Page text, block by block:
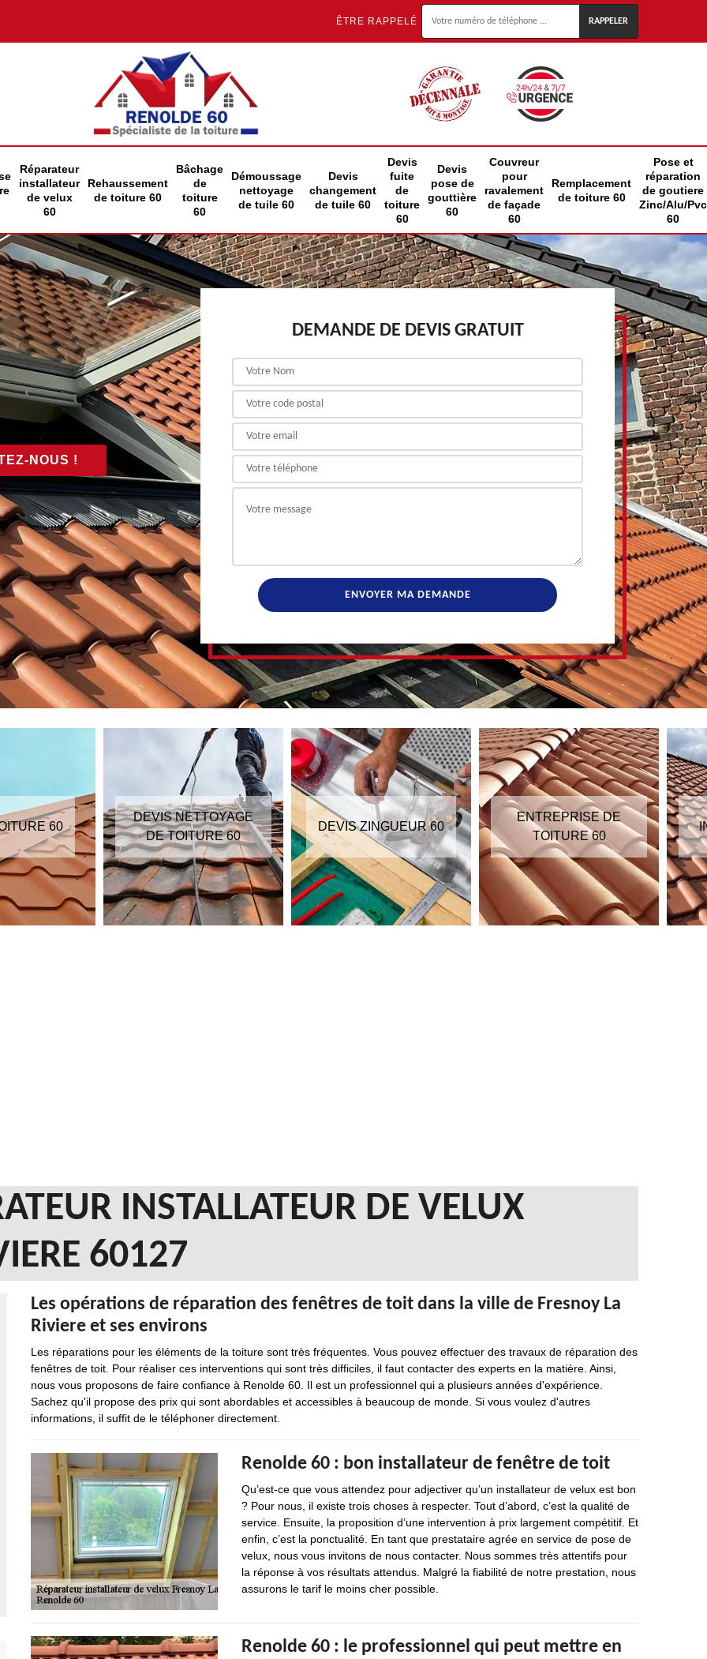
ÊTRE RAPPELÉ
Réparateur
installateur
de velux
60
Rehaussement
de toiture 60
Bâchage
de
toiture
60
Démoussage
nettoyage
de tuile 60
Devis
changement
de tuile 60
Devis
fuite
de
toiture
60
Devis
pose de
gouttière
60
Couvreur
pour
ravalement
de façade
60
Remplacement
de toiture 60
Pose et
réparation
de goutiere
Zinc/Alu/Pvc
60
NOUS !
DEMANDE DE DEVIS GRATUIT
60
DEVIS NETTOYAGE
DE TOITURE 60
DEVIS ZINGUEUR 60
ENTREPRISE DE
TOITURE 60
INSTALLATEUR DE VELUX
60127
Les opérations de réparation des fenêtres de toit dans la ville de Fresnoy La
Riviere et ses environs
Les réparations pour les éléments de la toiture sont très fréquentes. Vous pouvez effectuer des travaux de réparation des
fenêtres de toit. Pour réaliser ces interventions qui sont très difficiles, il faut contacter des experts en la matière. Ainsi,
nous vous proposons de faire confiance à Renolde 60. Il est un professionnel qui a plusieurs années d'expérience.
Sachez qu'il propose des prix qui sont abordables et accessibles à beaucoup de monde. Si vous voulez d'autres
informations, il suffit de le téléphoner directement.
Renolde 60 : bon installateur de fenêtre de toit
Qu’est-ce que vous attendez pour adjectiver qu’un installateur de velux est bon
? Pour nous, il existe trois choses à respecter. Tout d’abord, c’est la qualité de
service. Ensuite, la proposition d’une intervention à prix largement compétitif. Et
enfin, c’est la ponctualité. En tant que prestataire agrée en service de pose de
velux, nous vous invitons de nous contacter. Nous sommes très attentifs pour
la réponse à vos résultats attendus. Malgré la fiabilité de notre prestation, nous
assurons le tarif le moins cher possible.
Renolde 60 : le professionnel qui peut mettre en